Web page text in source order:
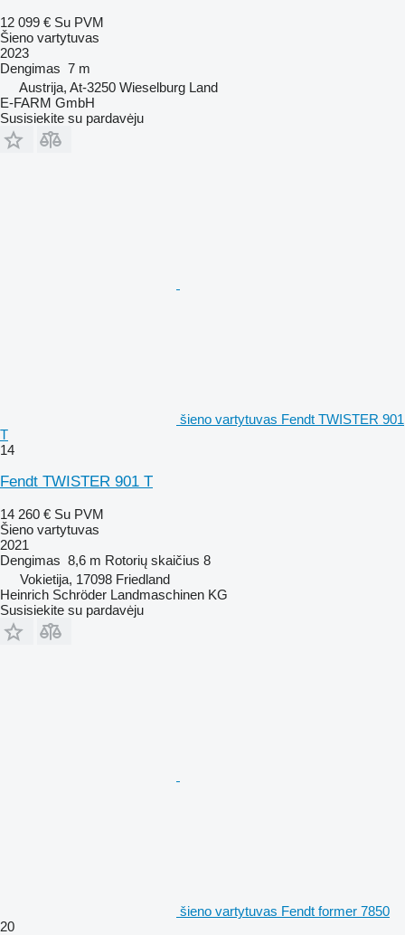
12 099 € Su PVM
Šieno vartytuvas
2023
Dengimas 7 m
Austrija, At-3250 Wieselburg Land
E-FARM GmbH
Susisiekite su pardavėju
šieno vartytuvas Fendt TWISTER 901
T
14
Fendt TWISTER 901 T
14 260 € Su PVM
Šieno vartytuvas
2021
Dengimas 8,6 m Rotorių skaičius 8
Vokietija, 17098 Friedland
Heinrich Schröder Landmaschinen KG
Susisiekite su pardavėju
šieno vartytuvas Fendt former 7850
20